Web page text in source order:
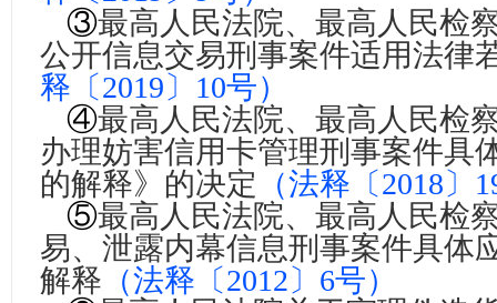
③最高人民法院、最高人民检
公开信息交易刑事案件适用法律
释〔2019〕10号）
④最高人民法院、最高人民检
办理妨害信用卡管理刑事案件具
的解释》的决定 （法释〔2018〕
⑤最高人民法院、最高人民检
易、泄露内幕信息刑事案件具体
解释 （法释〔2012〕6号）